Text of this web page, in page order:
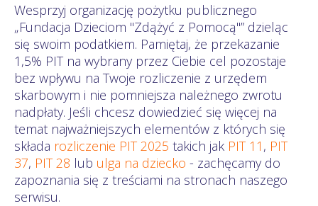
Wesprzyj organizację pożytku publicznego
„Fundacja Dzieciom "Zdążyć z Pomocą"” dzieląc
się swoim podatkiem. Pamiętaj, że przekazanie
1,5% PIT na wybrany przez Ciebie cel pozostaje
bez wpływu na Twoje rozliczenie z urzędem
skarbowym i nie pomniejsza należnego zwrotu
nadpłaty. Jeśli chcesz dowiedzieć się więcej na
temat najważniejszych elementów z których się
składa rozliczenie PIT 2025 takich jak PIT 11 , PIT
37, PIT 28 lub ulga na dziecko - zachęcamy do
zapoznania się z treściami na stronach naszego
serwisu.